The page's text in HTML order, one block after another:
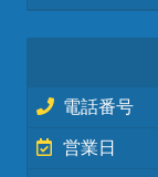
電話番号
営業日